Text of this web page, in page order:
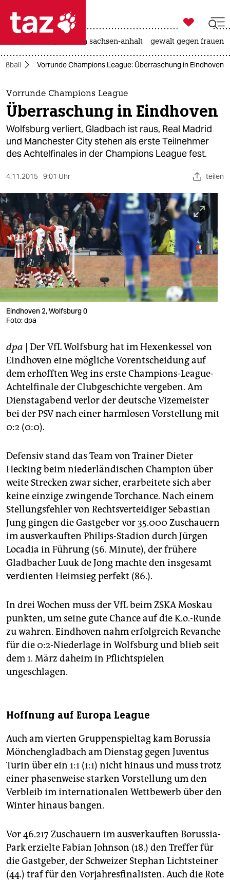
 taz zahl ich
taz zahl ich
themen
politik
öko
sport
berlin
nord
wahrheit
verlag
verlag
veranstaltungen
shop
fragen & hilfe
unterstützen
abo
epaper login

taz zahl ich
landtagswahl in sachsen-anhalt gewalt gegen frauen
Vorrunde Champions League: Überraschung in Eindhoven
Vorrunde Champions League
Überraschung in Eindhoven
Wolfsburg verliert, Gladbach ist raus, Real Madrid
und Manchester City stehen als erste Teilnehmer
des Achtelfinales in der Champions League fest.
4.11.2015 9:01 Uhr teilen
Eindhoven 2, Wolfsburg 0
Foto: dpa
dpa | Der VfL Wolfsburg hat im Hexenkessel von
Eindhoven eine mögliche Vorentscheidung auf
dem erhofften Weg ins erste Champions-League-
Achtelfinale der Clubgeschichte vergeben. Am
Dienstagabend verlor der deutsche Vizemeister
bei der PSV nach einer harmlosen Vorstellung mit
0:2 (0:0).
Defensiv stand das Team von Trainer Dieter
Hecking beim niederländischen Champion über
weite Strecken zwar sicher, erarbeitete sich aber
keine einzige zwingende Torchance. Nach einem
Stellungsfehler von Rechtsverteidiger Sebastian
Jung gingen die Gastgeber vor 35.000 Zuschauern
im ausverkauften Philips-Stadion durch Jürgen
Locadia in Führung (56. Minute), der frühere
Gladbacher Luuk de Jong machte den insgesamt
verdienten Heimsieg perfekt (86.).
In drei Wochen muss der VfL beim ZSKA Moskau
punkten, um seine gute Chance auf die K.o.-Runde
zu wahren. Eindhoven nahm erfolgreich Revanche
für die 0:2-Niederlage in Wolfsburg und blieb seit
dem 1. März daheim in Pflichtspielen
ungeschlagen.
Hoffnung auf Europa League
Auch am vierten Gruppenspieltag kam Borussia
Mönchengladbach am Dienstag gegen Juventus
Turin über ein 1:1 (1:1) nicht hinaus und muss trotz
einer phasenweise starken Vorstellung um den
Verbleib im internationalen Wettbewerb über den
Winter hinaus bangen.
Vor 46.217 Zuschauern im ausverkauften Borussia-
Park erzielte Fabian Johnson (18.) den Treffer für
die Gastgeber, der Schweizer Stephan Lichtsteiner
(44.) traf für den Vorjahresfinalisten. Auch die Rote